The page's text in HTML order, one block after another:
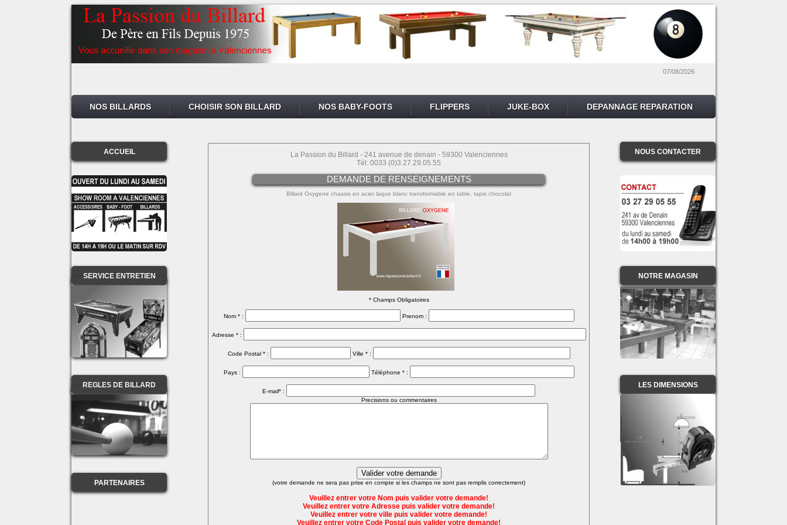
07/08/2026
NOS BILLARDS CHOISIR SON BILLARD NOS BABY-FOOTS FLIPPERS JUKE-BOX DEPANNAGE REPARATION
ACCUEIL
SERVICE ENTRETIEN
REGLES DE BILLARD
PARTENAIRES
La Passion du Billard - 241 avenue de denain - 59300 Valenciennes
Tél: 0033 (0)3.27.29.05.55
DEMANDE DE RENSEIGNEMENTS
Billard Oxygene chassis en acier laque blanc transformable en table, tapis chocolat
* Champs Obligatoires
Nom * : Prenom :
Adresse * :
Code Postal * : Ville * :
Pays : Téléphone * :
E-mail* :
Precisions ou commentaires
(votre demande ne sera pas prise en compte si les champs ne sont pas remplis correctement)
Veuillez entrer votre Nom puis valider votre demande!
Veuillez entrer votre Adresse puis valider votre demande!
Veuillez entrer votre ville puis valider votre demande!
Veuillez entrer votre Code Postal puis valider votre demande!
NOUS CONTACTER
NOTRE MAGASIN
LES DIMENSIONS